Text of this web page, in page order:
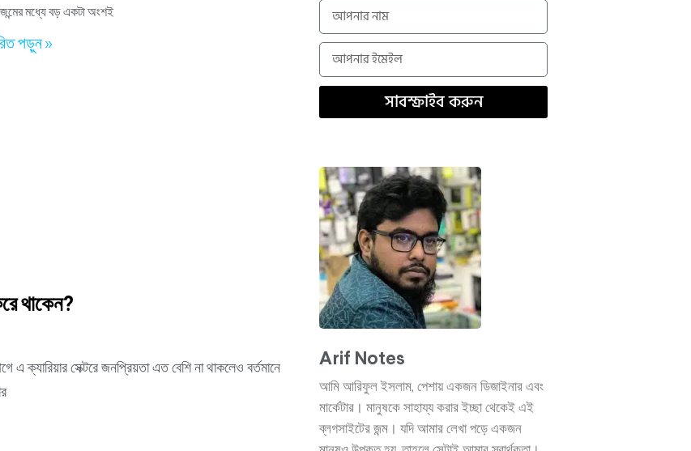
মধ্যে বড় একটা অংশই
পড়ুন »
থাকেন?
এ ক্যারিয়ার সেক্টরে জনপ্রিয়তা এত বেশি না থাকলেও বর্তমানে
সাবস্ক্রাইব করুন
Arif Notes
আমি আরিফুল ইসলাম, পেশায় একজন ডিজাইনার এবং
মার্কেটার। মানুষকে সাহায্য করার ইচ্ছা থেকেই এই
ব্লগসাইটের জন্ম। যদি আমার লেখা পড়ে একজন